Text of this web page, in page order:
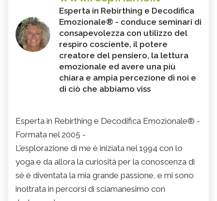
Esperta in Rebirthing e Decodifica
Emozionale® - conduce seminari di
consapevolezza con utilizzo del
respiro cosciente, il potere
creatore del pensiero, la lettura
emozionale ed avere una più
chiara e ampia percezione di noi e
di ciò che abbiamo viss
Esperta in Rebirthing e Decodifica Emozionale® -
Formata nel 2005 -
L'esplorazione di me è iniziata nel 1994 con lo
yoga e da allora la curiosità per la conoscenza di
sé è diventata la mia grande passione, e mi sono
inoltrata in percorsi di sciamanesimo con